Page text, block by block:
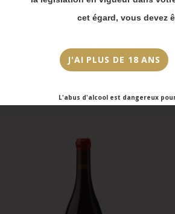
cet égard, vous devez
J'AI PLUS DE 18 ANS
L'abus d'alcool est dangereux
Les envois Chronopost
Honoré et cave Victor Hugo)
septembre.